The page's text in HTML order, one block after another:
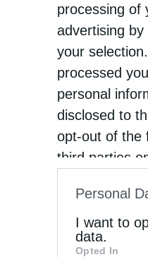
processing of
advertising
your
processed
personal
disclosed to
opt-out of the
third parties
IAB’s List of
other third
Personal
I want to
data.
Opted In